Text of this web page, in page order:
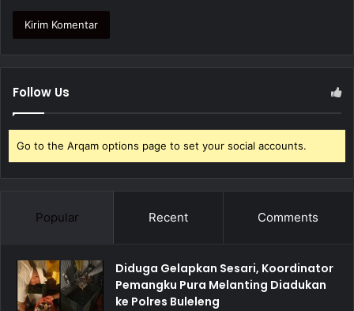
Follow Us
Go to the Arqam options page to set your social accounts.
Popular Recent Comments
Diduga Gelapkan Sesari, Koordinator
Pemangku Pura Melanting Diadukan
ke Polres Buleleng